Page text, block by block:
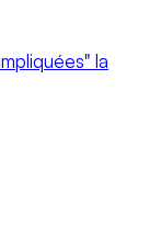
la